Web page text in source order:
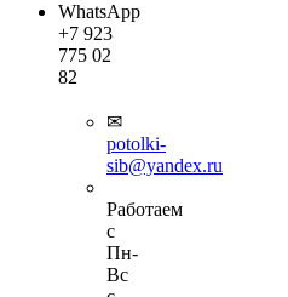
WhatsApp
+7 923
775 02
82
✉
potolki-
sib@yandex.ru
Работаем
с
Пн-
Вс